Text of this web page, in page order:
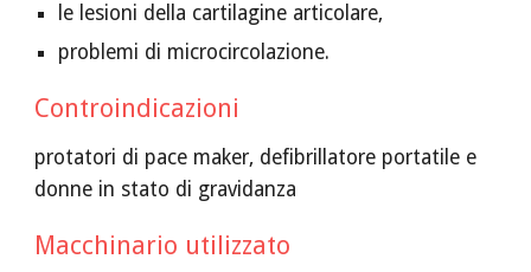
le lesioni della cartilagine articolare,
problemi di microcircolazione.
Controindicazioni
protatori di pace maker, defibrillatore portatile e
donne in stato di gravidanza
Macchinario utilizzato